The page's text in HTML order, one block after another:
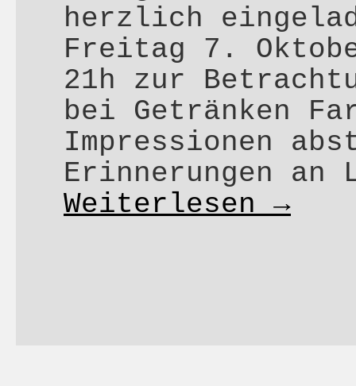
herzlich
Freitag 7.
21h zur
bei Getränken
Impressionen
Erinnerungen an
Weiterlesen →